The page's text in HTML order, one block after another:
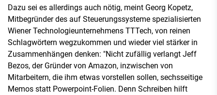
Dazu sei es allerdings auch nötig, meint Georg Kopetz,
Mitbegründer des auf Steuerungssysteme spezialisierten
Wiener Technologieunternehmens TTTech, von reinen
Schlagwörtern wegzukommen und wieder viel stärker in
Zusammenhängen denken: "Nicht zufällig verlangt Jeff
Bezos, der Gründer von Amazon, inzwischen von
Mitarbeitern, die ihm etwas vorstellen sollen, sechsseitige
Memos statt Powerpoint-Folien. Denn Schreiben hilft